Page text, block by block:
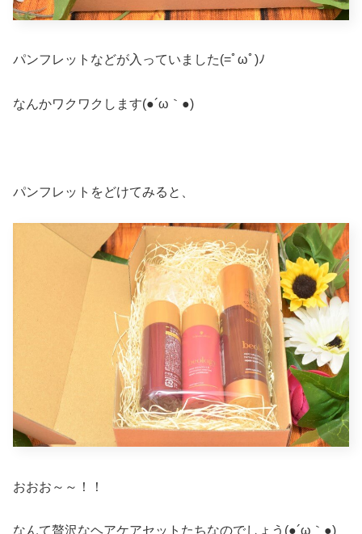
パンフレットなどが入っていました(=ﾟωﾟ)ﾉ
なんかワクワクします(●´ω｀●)
パンフレットをどけてみると、
おおお～～！！
なんて贅沢なヘアケアセットたちなのでしょう(●´ω｀●)